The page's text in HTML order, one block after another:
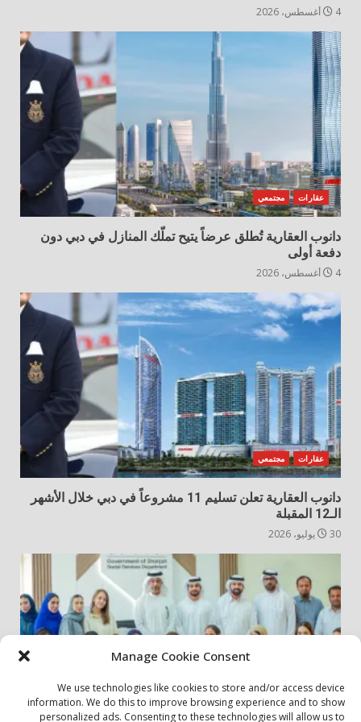
Manage Cookie Consent
We use technologies like cookies to store and/or access device
information. We do this to improve browsing experience and to show
personalized ads. Consenting to these technologies will allow us to
4 أغسطس، 2026
عقارات مجتمعي
دانوب العقارية تُطلق عرضاً يتيح تملّك المنازل في دبي دون
دفعة أولى
4 أغسطس، 2026
عقارات مجتمعي
دانوب العقارية تعلن تسليم 11 مشروعاً في دبي خلال الأشهر
الـ12 المقبلة
30 يوليو، 2026
أخبار المجتمع مجتمعي